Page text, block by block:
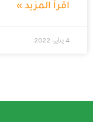
اقرأ المزيد »
4 يناير، 2022